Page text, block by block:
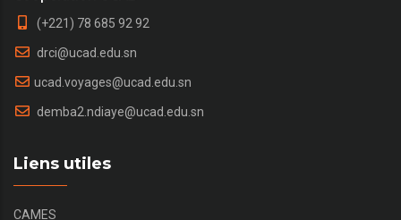
(+221) 78 685 92 92
drci@ucad.edu.sn
ucad.voyages@ucad.edu.sn
demba2.ndiaye@ucad.edu.sn
Liens utiles
CAMES